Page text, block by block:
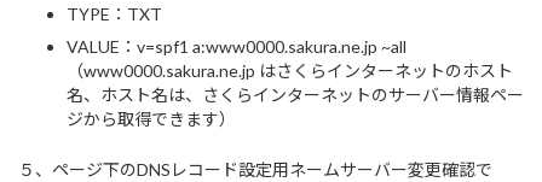
TYPE：TXT
VALUE：v=spf1 a:www0000.sakura.ne.jp ~all
（www0000.sakura.ne.jp はさくらインターネットのホスト
名、ホスト名は、さくらインターネットのサーバー情報ペー
ジから取得できます）
５、ページ下のDNSレコード設定用ネームサーバー変更確認で